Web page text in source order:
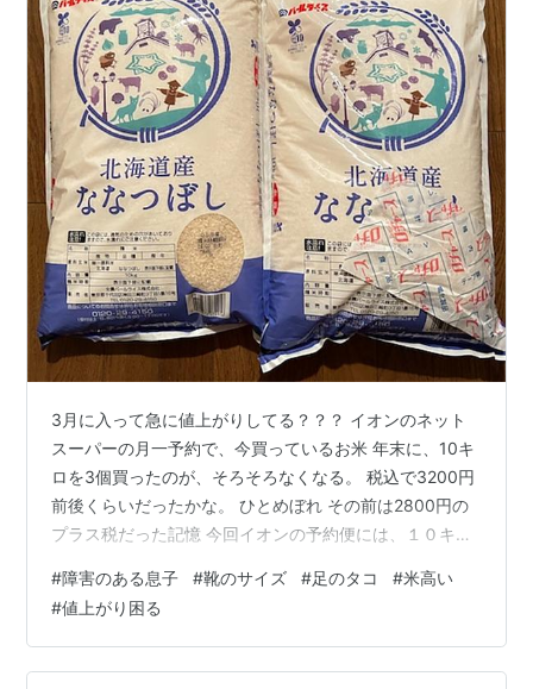
3月に入って急に値上がりしてる？？？ イオンのネット
スーパーの月一予約で、今買っているお米 年末に、10キ
ロを3個買ったのが、そろそろなくなる。 税込で3200円
前後くらいだったかな。 ひとめぼれ その前は2800円の
プラス税だった記憶 今回イオンの予約便には、１０キロ
間近所を見ていたんだけど 税込で3700円が相場になって
いて え？？？？？そんなに上がった？？？？？ お米、美
味しいの食べると なかなか質を下げられなくなる。 でも
家計を考えるとそうも言ってられないかな と、一応少し
#障害のある息子 #靴のサイズ #足のタコ #米高い
#値上がり困る